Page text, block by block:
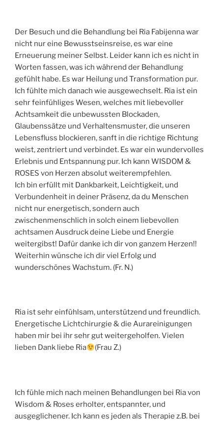
Der Besuch und die Behandlung bei Ria Fabijenna war
nicht nur eine Bewusstseinsreise, es war eine
Erneuerung meiner Selbst. Leider kann ich es nicht in
Worten fassen, was ich während der Behandlung
gefühlt habe. Es war Heilung und Transformation pur.
Ich fühlte mich danach wie ausgewechselt. Ria ist ein
sehr feinfühliges Wesen, welches mit liebevoller
Achtsamkeit die unbewussten Blockaden,
Glaubenssätze und Verhaltensmuster, die unseren
Lebensfluss blockieren, sanft in die richtige Richtung
weist, zentriert und verbindet. Es war ein wundervolles
Erlebnis und Entspannung pur. Ich kann WISDOM &
ROSES von Herzen absolut weiterempfehlen.
Ich bin erfüllt mit Dankbarkeit, Leichtigkeit, und
Verbundenheit in deiner Präsenz, da du Menschen
nicht nur energetisch, sondern auch
zwischenmenschlich in solch einem liebevollen
achtsamen Ausdruck deine Liebe und Energie
weitergibst! Dafür danke ich dir von ganzem Herzen!!
Weiterhin wünsche ich dir viel Erfolg und
wunderschönes Wachstum. (Fr. N.)
Ria ist sehr einfühlsam, unterstützend und freundlich.
Energetische Lichtchirurgie & die Aurareinigungen
haben mir bei ihr sehr gut weitergeholfen. Vielen
lieben Dank liebe Ria
(Frau Z.)
Ich fühle mich nach meinen Behandlungen bei Ria von
Wisdom & Roses erholter, entspannter, und
ausgeglichener. Ich kann es jeden als Therapie z.B. bei